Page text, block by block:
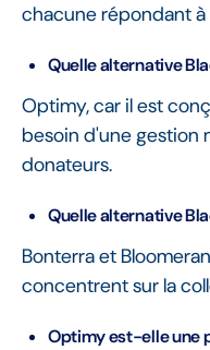
chacune répondant
Quelle alternative
Optimy, car il est
besoin d'une gestion
donateurs.
Quelle alternative
Bonterra et
concentrent sur la
Optimy est-elle une